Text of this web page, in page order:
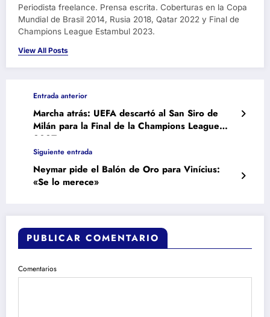
Periodista freelance. Prensa escrita. Coberturas en la Copa
Mundial de Brasil 2014, Rusia 2018, Qatar 2022 y Final de
Champions League Estambul 2023.
View All Posts
Entrada anterior
Marcha atrás: UEFA descartó al San Siro de
Milán para la Final de la Champions League
2027
Siguiente entrada
Neymar pide el Balón de Oro para Vinícius:
«Se lo merece»
PUBLICAR COMENTARIO
Comentarios